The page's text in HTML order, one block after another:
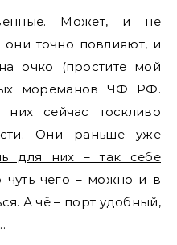
Может, и не
точно повлияют, и
очко (простите мой
мореманов ЧФ РФ.
сейчас тоскливо
Они раньше уже
для них – так себе
чуть чего – можно и в
А чё – порт удобный,